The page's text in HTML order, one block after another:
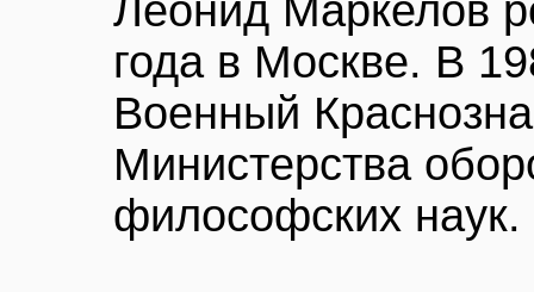
Леонид Маркелов
года в Москве. В
Военный
Министерства
философских наук.